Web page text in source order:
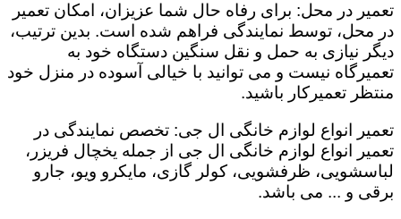
تعمیر در محل: برای رفاه حال شما عزیزان، امکان تعمیر
در محل، توسط نمایندگی فراهم شده است. بدین ترتیب،
دیگر نیازی به حمل و نقل سنگین دستگاه خود به
تعمیرگاه نیست و می توانید با خیالی آسوده در منزل خود
منتظر تعمیرکار باشید.
تعمیر انواع لوازم خانگی ال جی: تخصص نمایندگی در
تعمیر انواع لوازم خانگی ال جی از جمله یخچال فریزر،
لباسشویی، ظرفشویی، کولر گازی، مایکرو ویو، جارو
برقی و ... می باشد.